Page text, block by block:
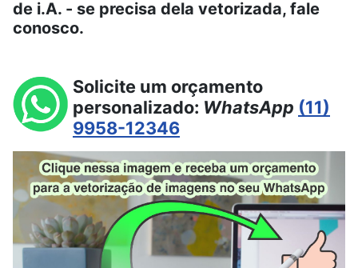
de i.A. - se precisa dela vetorizada, fale
conosco.
Solicite um orçamento
personalizado: WhatsApp (11)
9958-12346